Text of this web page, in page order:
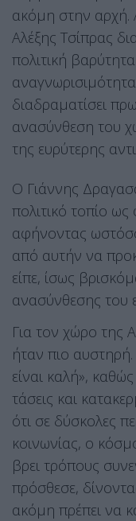
ακόμη στην αρχή.
Αλέξης Τσίπρας
πολιτική
διαδραματίσει
ανασύνθεση του
της ευρύτερης
Ο Γιάννης
πολιτικό τοπίο
αφήνοντας
από αυτήν να
είπε, ίσως
ανασύνθεσης του
Για τον χώρο της
ήταν πιο
είναι καλή»,
τάσεις και
ότι σε δύσκολες
κοινωνίας, ο
βρει τρόπους
πρόσθεσε,
ακόμη πρέπει να